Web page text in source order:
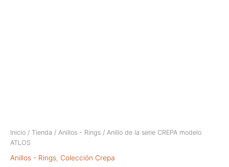
Inicio / Tienda / Anillos - Rings / Anillo de la serie CREPA modelo
ATLOS
Anillos - Rings Colección Crepa